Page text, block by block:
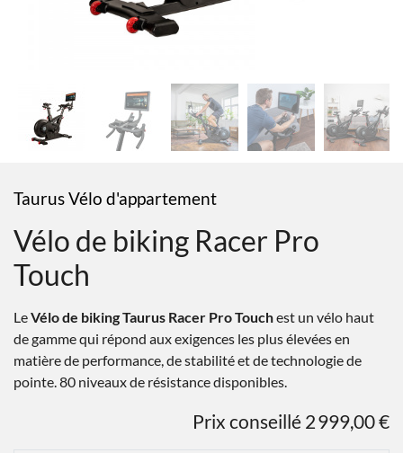
Taurus Vélo d'appartement
Vélo de biking Racer Pro
Touch
LeVélo de biking Taurus Racer Pro Touchest un vélo haut
de gamme qui répond aux exigences les plus élevées en
matière de performance, de stabilité et de technologie de
pointe. 80 niveaux de résistance disponibles.
Prix conseillé 2 999,00 €